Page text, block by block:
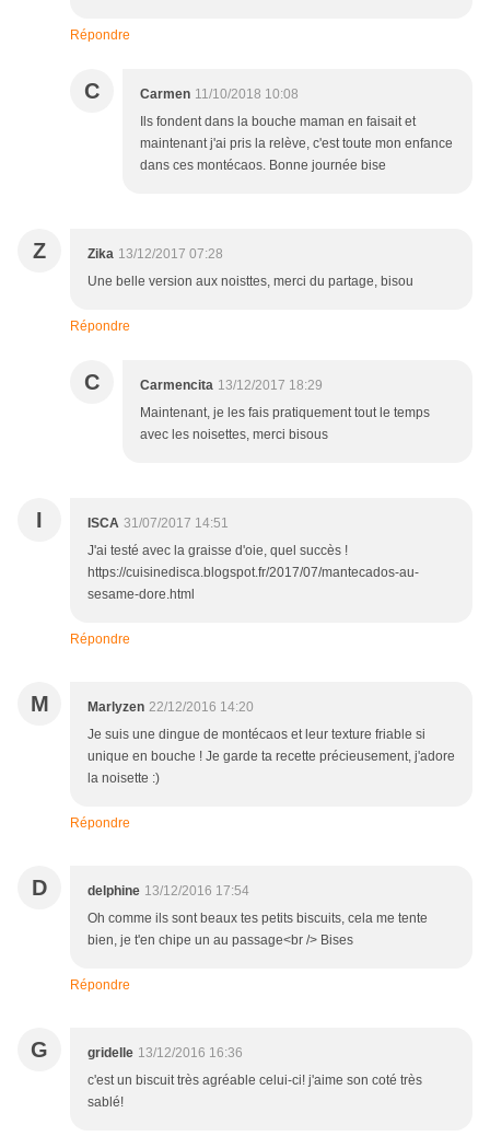
Répondre
C Carmen 11/10/2018 10:08
Ils fondent dans la bouche maman en faisait et
maintenant j'ai pris la relève, c'est toute mon enfance
dans ces montécaos. Bonne journée bise
Z Zika 13/12/2017 07:28
Une belle version aux noisttes, merci du partage, bisou
Répondre
C Carmencita 13/12/2017 18:29
Maintenant, je les fais pratiquement tout le temps
avec les noisettes, merci bisous
I ISCA 31/07/2017 14:51
J'ai testé avec la graisse d'oie, quel succès !
https://cuisinedisca.blogspot.fr/2017/07/mantecados-au-
sesame-dore.html
Répondre
M Marlyzen 22/12/2016 14:20
Je suis une dingue de montécaos et leur texture friable si
unique en bouche ! Je garde ta recette précieusement, j'adore
la noisette :)
Répondre
D delphine 13/12/2016 17:54
Oh comme ils sont beaux tes petits biscuits, cela me tente
bien, je t'en chipe un au passage<br /> Bises
Répondre
G gridelle 13/12/2016 16:36
c'est un biscuit très agréable celui-ci! j'aime son coté très
sablé!